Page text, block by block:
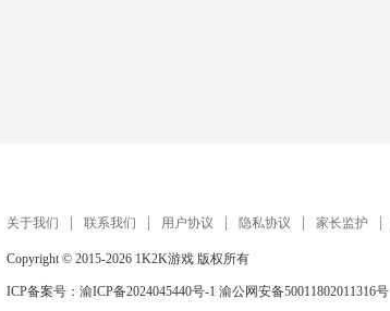
关于我们 联系我们 用户协议 隐私协议 家长监护
Copyright © 2015-2026 1K2K游戏 版权所有
ICP备案号： 渝ICP备2024045440号-1 渝公网安备50011802011316号